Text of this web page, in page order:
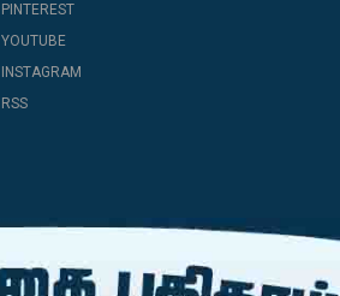
PINTEREST
YOUTUBE
INSTAGRAM
RSS